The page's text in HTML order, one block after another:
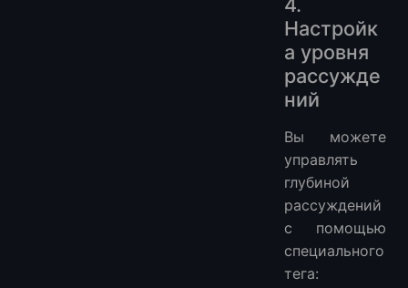
Настройк
а уровня
рассужде
ний
Вы можете
управлять
глубиной
рассуждений
с помощью
специального
тега: